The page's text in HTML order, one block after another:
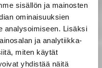
sisällön ja mainosten
ominaisuuksien
analysoimiseen. Lisäksi
ja analytiikka-
miten käytät
yhdistää näitä